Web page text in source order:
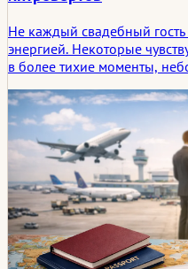
Не каждый свадебный
энергией. Некоторые
в более тихие моменты,
рассматриваются
гостей-интровертов и то,
часто создают самые